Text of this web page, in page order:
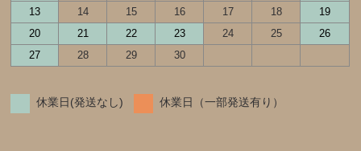
13
14 15 16 17 18
19
20
21 22 23 24 25
26
27
28 29 30
休業日(発送なし) 休業日（一部発送有り）